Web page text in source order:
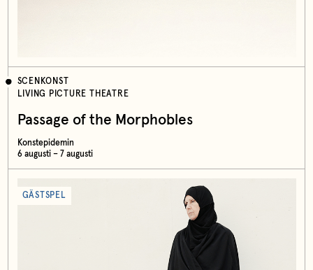
SCENKONST
LIVING PICTURE THEATRE
Passage of the Morphobles
Konstepidemin
6 augusti – 7 augusti
GÄSTSPEL